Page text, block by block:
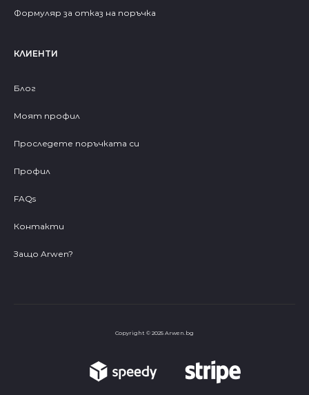
Формуляр за отказ на поръчка
КЛИЕНТИ
Блог
Моят профил
Проследете поръчката си
Профил
FAQs
Контакти
Защо Arwen?
Copyright © 2025 Arwen.bg